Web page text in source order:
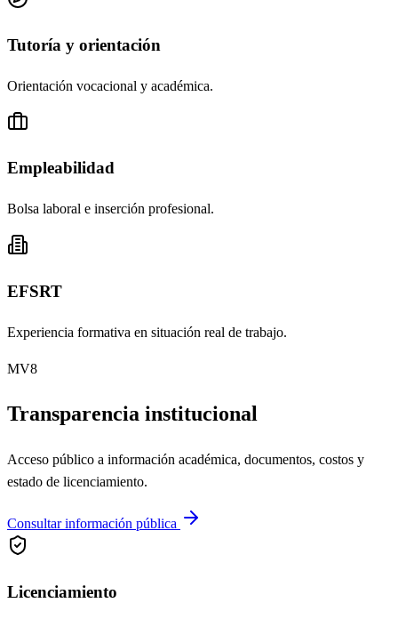
Tutoría y orientación
Orientación vocacional y académica.
Empleabilidad
Bolsa laboral e inserción profesional.
EFSRT
Experiencia formativa en situación real de trabajo.
MV8
Transparencia institucional
Acceso público a información académica, documentos, costos y
estado de licenciamiento.
Consultar información pública
Licenciamiento